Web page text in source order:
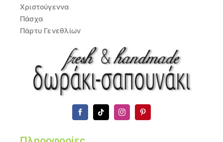
Χριστούγεννα
Πάσχα
Πάρτυ Γενεθλίων